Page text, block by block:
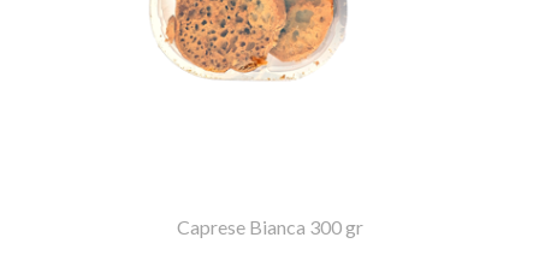
Caprese Bianca 300 gr